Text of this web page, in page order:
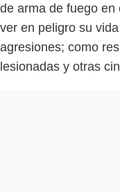
de arma de fuego en
ver en peligro su
agresiones; como
lesionadas y otras